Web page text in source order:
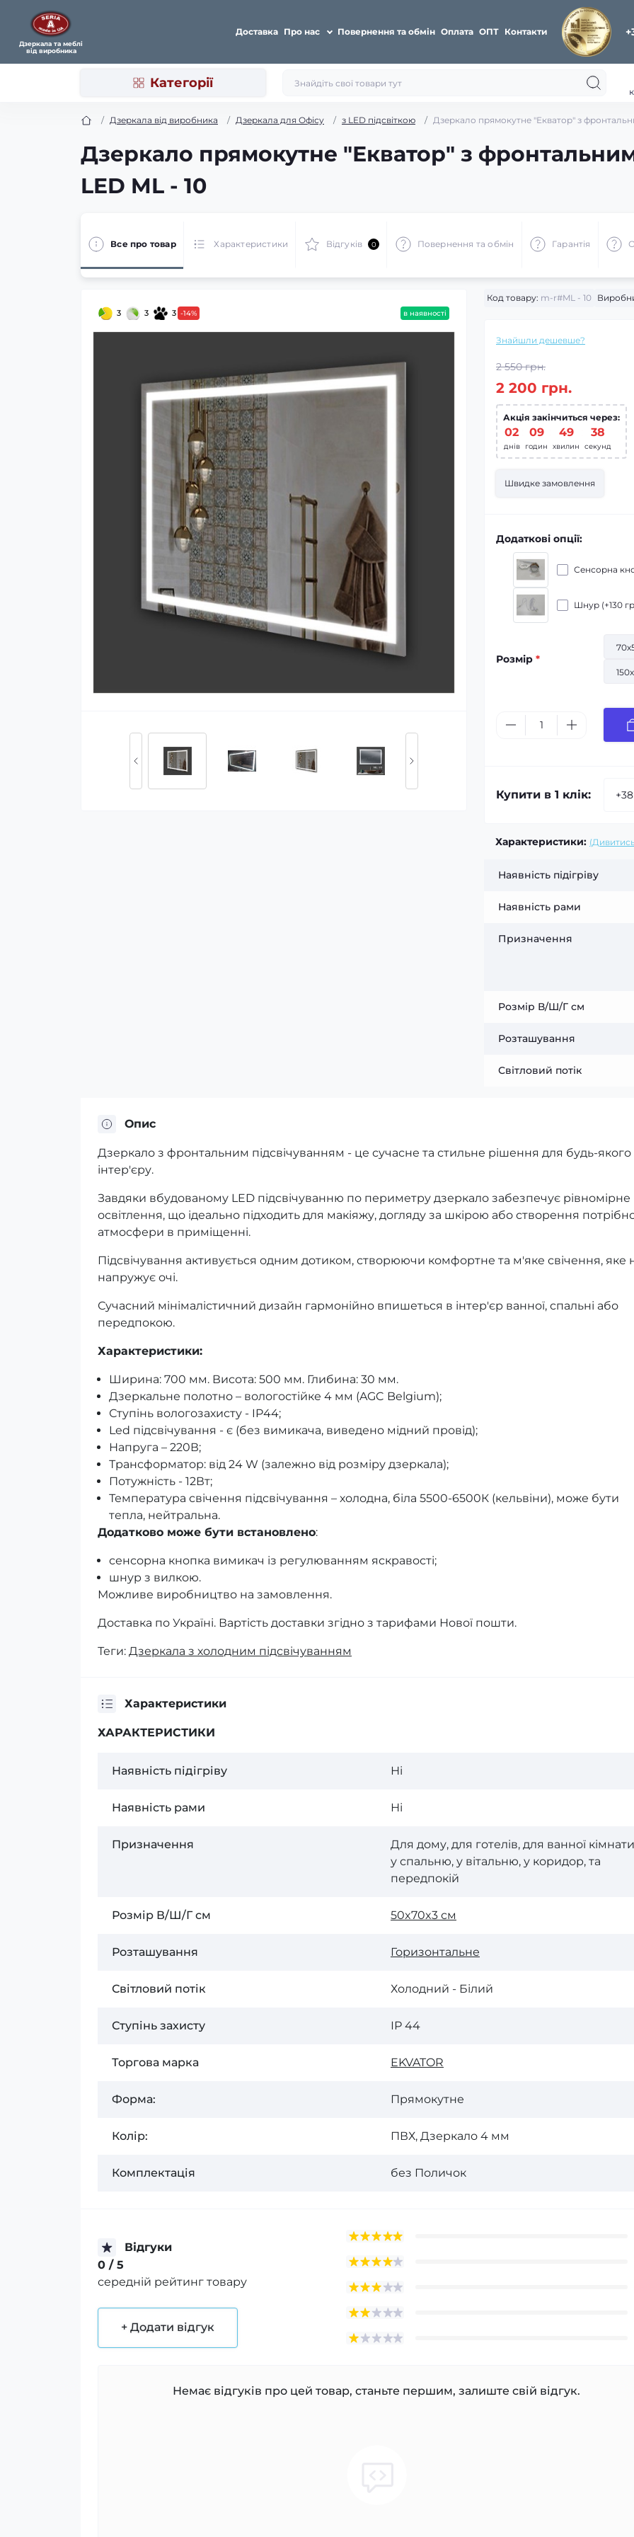
Дзеркала та меблі
від виробника
Доставка Про нас Повернення та обмін Оплата ОПТ Контакти
Категорії
Дзеркала від виробника Дзеркала для Офісу з LED підсвіткою Дзеркало прямокутне "Екватор" з
Дзеркало прямокутне "Екватор" з
LED ML - 10
Все про товар Характеристики Відгуків 0 Повернення та обмін Гарантія
3 3 3 -14% в наявності
Код товару: m-r#ML - 10
Знайшли дешевше?
2 550 грн.
2 200 грн.
Акція закінчиться через:
02
днів
09
годин
49
хвилин
37
секунд
Швидке замовлення
Додаткові опції:
Сенсорна
Шнур (+130
Розмір *
Купити в 1 клік:
Характеристики:
Наявність підігріву
Наявність рами
Призначення
Розмір В/Ш/Г см
Розташування
Світловий потік
Опис
Дзеркало з фронтальним підсвічуванням - це сучасне та стильне рішення для будь-якого
інтер'єру.
Завдяки вбудованому LED підсвічуванню по периметру дзеркало забезпечує рівномірне
освітлення, що ідеально підходить для макіяжу, догляду за шкірою або створення
атмосфери в приміщенні.
Підсвічування активується одним дотиком, створюючи комфортне та м'яке свічення, яке
напружує очі.
Сучасний мінімалістичний дизайн гармонійно впишеться в інтер'єр ванної, спальні або
передпокою.
Характеристики:
Ширина: 700 мм. Висота: 500 мм. Глибина: 30 мм.
Дзеркальне полотно – вологостійке 4 мм (AGC Belgium);
Ступінь вологозахисту - IP44;
Led підсвічування - є (без вимикача, виведено мідний провід);
Напруга – 220В;
Трансформатор: від 24 W (залежно від розміру дзеркала);
Потужність - 12Вт;
Температура свічення підсвічування – холодна, біла 5500-6500К (кельвіни), може бути
тепла, нейтральна.
Додатково може бути встановлено:
сенсорна кнопка вимикач із регулюванням яскравості;
шнур з вилкою.
Можливе виробництво на замовлення.
Доставка по Україні. Вартість доставки згідно з тарифами Нової пошти.
Теги: Дзеркала з холодним підсвічуванням
Характеристики
ХАРАКТЕРИСТИКИ
Наявність підігріву Ні
Наявність рами Ні
Призначення
Для дому, для готелів, для ванної
у спальню, у вітальню, у коридор, та
передпокій
Розмір В/Ш/Г см 50x70x3 см
Розташування Горизонтальне
Світловий потік Холодний - Білий
Ступінь захисту ІР 44
Торгова марка EKVATOR
Форма: Прямокутне
Колір: ПВХ, Дзеркало 4 мм
Комплектація без Поличок
Відгуки
0 / 5
середній рейтинг товару
+ Додати відгук
Немає відгуків про цей товар, станьте першим, залиште свій відгук.